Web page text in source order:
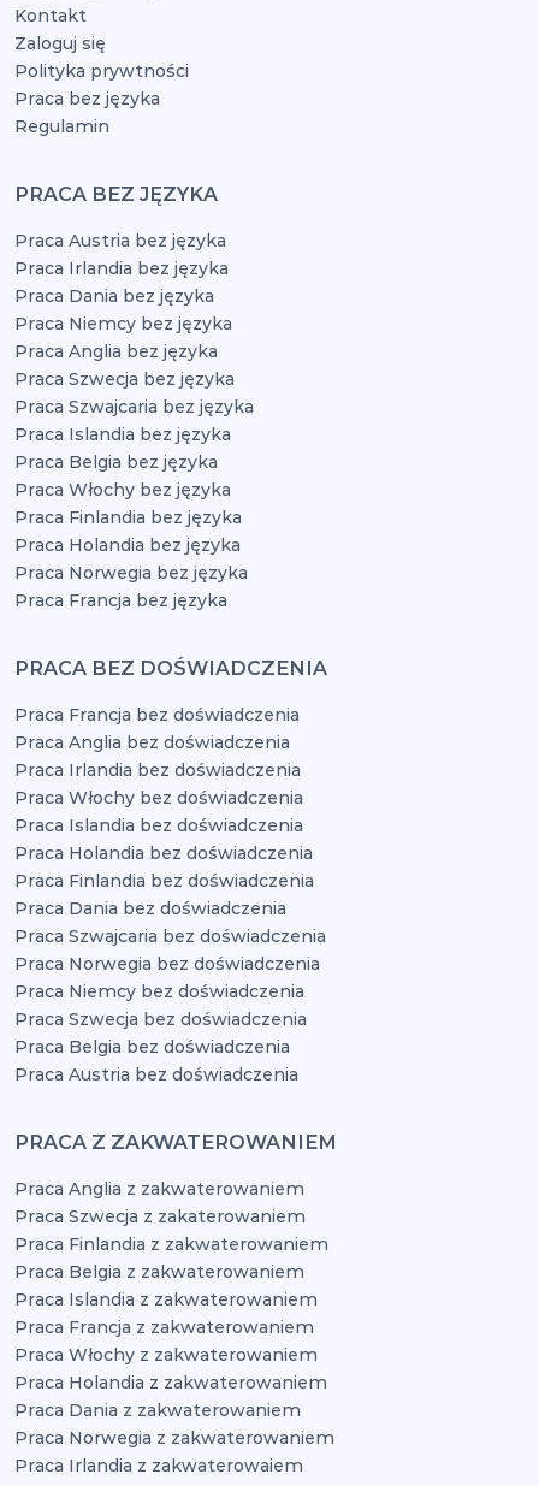
Kontakt
Zaloguj się
Polityka prywtności
Praca bez języka
Regulamin
PRACA BEZ JĘZYKA
Praca Austria bez języka
Praca Irlandia bez języka
Praca Dania bez języka
Praca Niemcy bez języka
Praca Anglia bez języka
Praca Szwecja bez języka
Praca Szwajcaria bez języka
Praca Islandia bez języka
Praca Belgia bez języka
Praca Włochy bez języka
Praca Finlandia bez języka
Praca Holandia bez języka
Praca Norwegia bez języka
Praca Francja bez języka
PRACA BEZ DOŚWIADCZENIA
Praca Francja bez doświadczenia
Praca Anglia bez doświadczenia
Praca Irlandia bez doświadczenia
Praca Włochy bez doświadczenia
Praca Islandia bez doświadczenia
Praca Holandia bez doświadczenia
Praca Finlandia bez doświadczenia
Praca Dania bez doświadczenia
Praca Szwajcaria bez doświadczenia
Praca Norwegia bez doświadczenia
Praca Niemcy bez doświadczenia
Praca Szwecja bez doświadczenia
Praca Belgia bez doświadczenia
Praca Austria bez doświadczenia
PRACA Z ZAKWATEROWANIEM
Praca Anglia z zakwaterowaniem
Praca Szwecja z zakaterowaniem
Praca Finlandia z zakwaterowaniem
Praca Belgia z zakwaterowaniem
Praca Islandia z zakwaterowaniem
Praca Francja z zakwaterowaniem
Praca Włochy z zakwaterowaniem
Praca Holandia z zakwaterowaniem
Praca Dania z zakwaterowaniem
Praca Norwegia z zakwaterowaniem
Praca Irlandia z zakwaterowaiem